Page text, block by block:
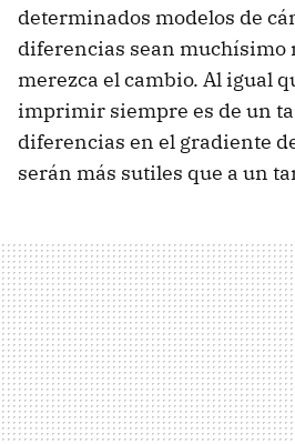
determinados modelos de
diferencias sean muchísimo
merezca el cambio. Al igual
imprimir siempre es de un
diferencias en el gradiente
serán más sutiles que a un